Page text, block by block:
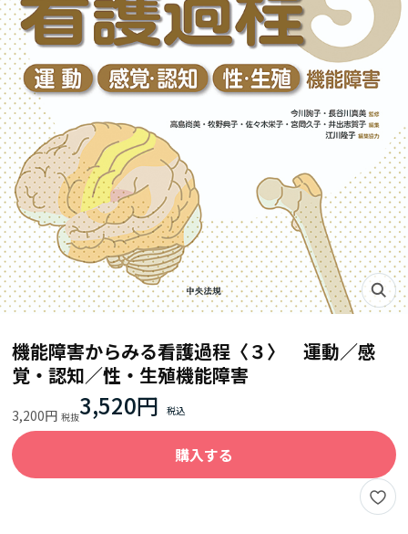
機能障害からみる看護過程〈３〉 運動／感
覚・認知／性・生殖機能障害
3,200円 3,520円
購入する